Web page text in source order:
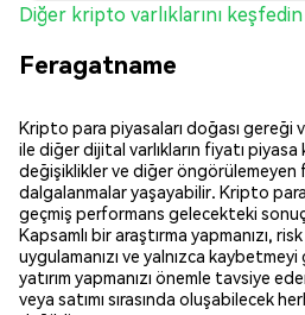
Diğer kripto varlıklarını keşfedin
Feragatname
Kripto para piyasaları doğası gereği
ile diğer dijital varlıkların fiyatı piyasa
değişiklikler ve diğer
dalgalanmalar yaşayabilir. Kripto
geçmiş performans gelecekteki
Kapsamlı bir araştırma yapmanızı,
uygulamanızı ve yalnızca
yatırım yapmanızı önemle tavsiye
veya satımı sırasında oluşabilecek